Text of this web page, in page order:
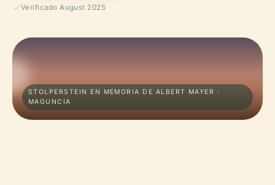
Verificado August 2025
STOLPERSTEIN EN MEMORIA DE ALBERT MAYER ·
MAGUNCIA